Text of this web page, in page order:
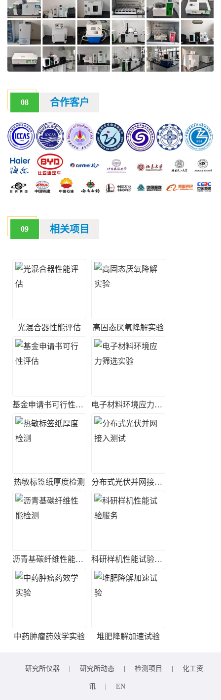
08 合作客户
09 相关项目
光混合器性能评估 高固态厌氧降解实验
基金申请书可行性评估 电子材料环境应力筛选实验
热敏标签纸厚度检测 分布式光伏并网接入测试
沥青基碳纤维性能检测 科研样机性能试验服务
中药肿瘤药效学实验 堆肥降解加速试验
研究所仪器 研究所动态 检测项目 化工资
讯 EN